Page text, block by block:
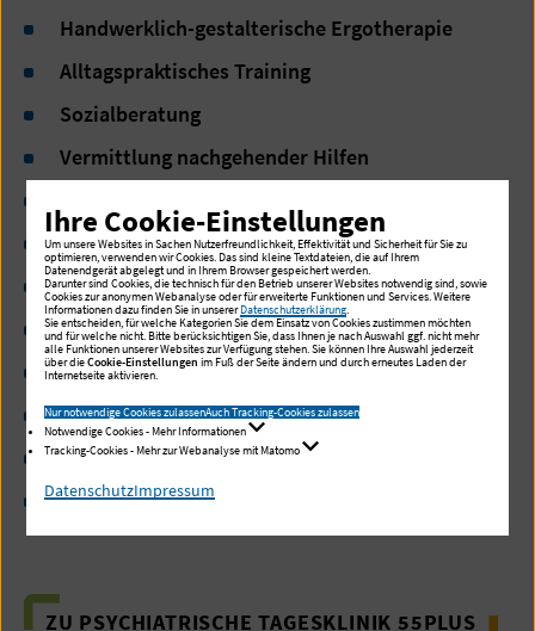
Handwerklich-gestalterische Ergotherapie
Alltagspraktisches Training
Sozialberatung
Vermittlung nachgehender Hilfen
Paar-, Kinder- und Familiengespräche
Entspannungsverfahren
Akupunktur
Bewegungsangebote
Kognitives Training
Medikamentöse Behandlung
Seelsorge
ZU PSYCHIATRISCHE TAGESKLINIK 55PLUS
Ihre Cookie-Einstellungen
Um unsere Websites in Sachen Nutzerfreundlichkeit, Effektivität und Sicherheit für Sie zu
optimieren, verwenden wir Cookies. Das sind kleine Textdateien, die auf Ihrem
Datenendgerät abgelegt und in Ihrem Browser gespeichert werden.
Darunter sind Cookies, die technisch für den Betrieb unserer Websites notwendig sind, sowie
Cookies zur anonymen Webanalyse oder für erweiterte Funktionen und Services. Weitere
Informationen dazu finden Sie in unsererDatenschutzerklärung.
Sie entscheiden, für welche Kategorien Sie dem Einsatz von Cookies zustimmen möchten
und für welche nicht. Bitte berücksichtigen Sie, dass Ihnen je nach Auswahl ggf. nicht mehr
alle Funktionen unserer Websites zur Verfügung stehen. Sie können Ihre Auswahl jederzeit
über dieCookie-Einstellungen im Fuß der Seite ändern und durch erneutes Laden der
Internetseite aktivieren.
Nur notwendige Cookies zulassenAuch Tracking-Cookies zulassen
Notwendige Cookies - Mehr Informationen
Tracking-Cookies - Mehr zur Webanalyse mit Matomo
DatenschutzImpressum